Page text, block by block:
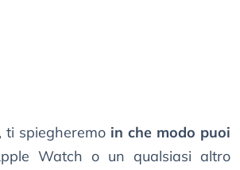
ti spiegheremo in che modo puoi
Watch o un qualsiasi altro